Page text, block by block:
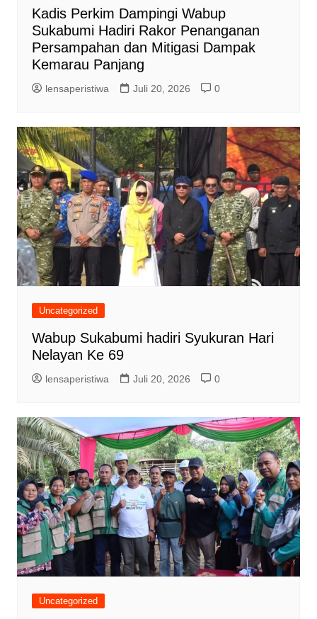
Kadis Perkim Dampingi Wabup
Sukabumi Hadiri Rakor Penanganan
Persampahan dan Mitigasi Dampak
Kemarau Panjang
lensaperistiwa Juli 20, 2026 0
Uncategorized
Wabup Sukabumi hadiri Syukuran Hari
Nelayan Ke 69
lensaperistiwa Juli 20, 2026 0
Uncategorized